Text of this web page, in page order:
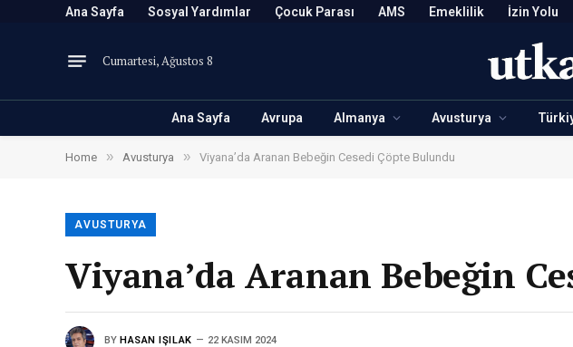
Ana Sayfa Sosyal Yardımlar Çocuk Parası AMS Emeklilik İzin Yolu
Cumartesi, Ağustos 8
Ana Sayfa Avrupa Almanya Avusturya
Home » Avusturya » Viyana’da Aranan Bebeğin Cesedi Çöpte Bulundu
AVUSTURYA
Viyana’da Aranan Bebeğin
BY HASAN IŞILAK 22 KASIM 2024